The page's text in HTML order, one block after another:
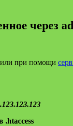
через
или при помощи
.htaccess